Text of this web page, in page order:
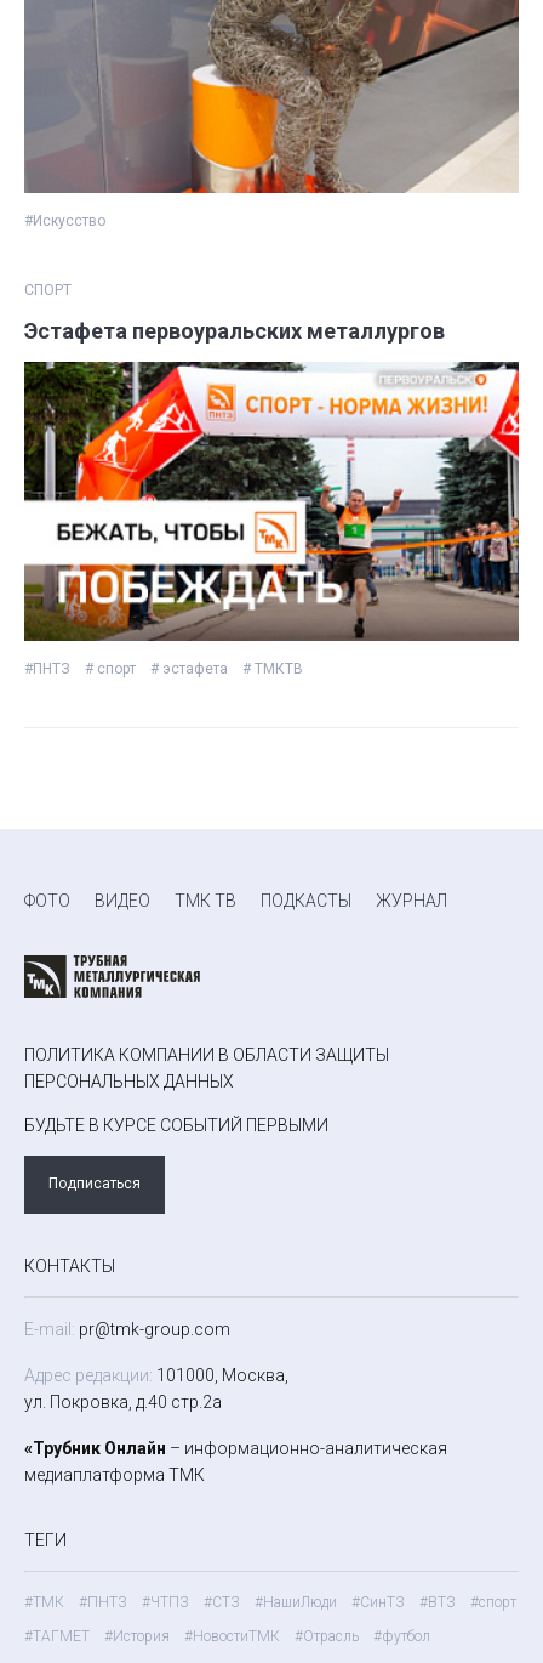
#Искусство
СПОРТ
Эстафета первоуральских металлургов
#ПНТЗ # спорт # эстафета # ТМКТВ
ФОТО ВИДЕО ТМК ТВ ПОДКАСТЫ ЖУРНАЛ
ПОЛИТИКА КОМПАНИИ В ОБЛАСТИ ЗАЩИТЫ
ПЕРСОНАЛЬНЫХ ДАННЫХ
БУДЬТЕ В КУРСЕ СОБЫТИЙ ПЕРВЫМИ
Подписаться
КОНТАКТЫ
E-mail: pr@tmk-group.com
Адрес редакции: 101000, Москва,
ул. Покровка, д.40 стр.2а
«Трубник Онлайн – информационно-аналитическая
медиаплатформа ТМК
ТЕГИ
#ТМК #ПНТЗ #ЧТПЗ #СТЗ #НашиЛюди #СинТЗ #ВТЗ
#спорт
#ТАГМЕТ
#История #НовостиТМК #Отрасль
#футбол